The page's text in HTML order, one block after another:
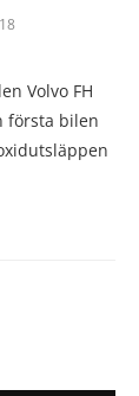
Volvo FH
första bilen